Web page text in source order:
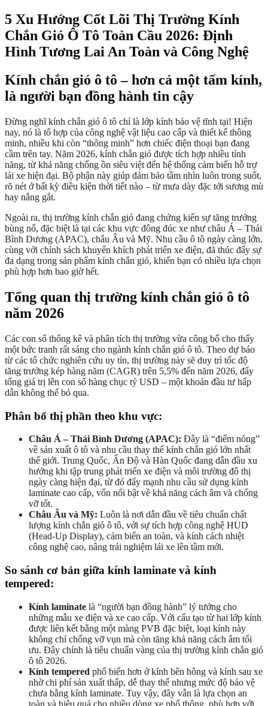
5 Xu Hướng Cốt Lõi Thị Trường Kính
Chắn Gió Ô Tô Toàn Cầu 2026: Định
Hình Tương Lai An Toàn và Công Nghệ
Kính chắn gió ô tô – hơn cả một tấm kính,
là người bạn đồng hành tin cậy
Đừng nghĩ kính chắn gió ô tô chỉ là lớp kính bảo vệ tĩnh tại! Hiện
nay, nó là tổ hợp của công nghệ vật liệu cao cấp và thiết kế thông
minh, nhiều khi còn “thông minh” hơn chiếc điện thoại bạn đang
cầm trên tay. Năm 2026, kính chắn gió được tích hợp nhiều tính
năng, từ khả năng chống ồn siêu việt đến hệ thống cảm biến hỗ trợ
lái xe hiện đại. Bộ phận này giúp đảm bảo tầm nhìn luôn trong suốt,
rõ nét ở bất kỳ điều kiện thời tiết nào – từ mưa dày đặc tới sương mù
hay nắng gắt.
Ngoài ra, thị trường kính chắn gió đang chứng kiến sự tăng trưởng
bùng nổ, đặc biệt là tại các khu vực đông đúc xe như châu Á – Thái
Bình Dương (APAC), châu Âu và Mỹ. Nhu cầu ô tô ngày càng lớn,
cùng với chính sách khuyến khích phát triển xe điện, đã thúc đẩy sự
đa dạng trong sản phẩm kính chắn gió, khiến bạn có nhiều lựa chọn
phù hợp hơn bao giờ hết.
Tổng quan thị trường kính chắn gió ô tô
năm 2026
Các con số thống kê và phân tích thị trường vừa công bố cho thấy
một bức tranh rất sáng cho ngành kính chắn gió ô tô. Theo dự báo
từ các tổ chức nghiên cứu uy tín, thị trường này sẽ duy trì tốc độ
tăng trưởng kép hàng năm (CAGR) trên 5,5% đến năm 2026, đẩy
tổng giá trị lên con số hàng chục tỷ USD – một khoản đầu tư hấp
dẫn không thể bỏ qua.
Phân bổ thị phần theo khu vực:
Châu Á – Thái Bình Dương (APAC): Đây là “điểm nóng”
về sản xuất ô tô và nhu cầu thay thế kính chắn gió lớn nhất
thế giới. Trung Quốc, Ấn Độ và Hàn Quốc đang dẫn đầu xu
hướng khi tập trung phát triển xe điện và môi trường đô thị
ngày càng hiện đại, từ đó đẩy mạnh nhu cầu sử dụng kính
laminate cao cấp, vốn nổi bật về khả năng cách âm và chống
vỡ tốt.
Châu Âu và Mỹ: Luôn là nơi dẫn đầu về tiêu chuẩn chất
lượng kính chắn gió ô tô, với sự tích hợp công nghệ HUD
(Head-Up Display), cảm biến an toàn, và kính cách nhiệt
công nghệ cao, nâng trải nghiệm lái xe lên tầm mới.
So sánh cơ bản giữa kính laminate và kính
tempered:
Kính laminate là “người bạn đồng hành” lý tưởng cho
những mẫu xe điện và xe cao cấp. Với cấu tạo từ hai lớp kính
được liên kết bằng một màng PVB đặc biệt, loại kính này
không chỉ chống vỡ vụn mà còn tăng khả năng cách âm tối
ưu. Đây chính là tiêu chuẩn vàng của thị trường kính chắn gió
ô tô 2026.
Kính tempered phổ biến hơn ở kính bên hông và kính sau xe
nhờ chi phí sản xuất thấp, dễ thay thế nhưng mức độ bảo vệ
chưa bằng kính laminate. Tuy vậy, đây vẫn là lựa chọn an
toàn và hiệu quả cho nhiều dòng xe phổ thông, phù hợp với